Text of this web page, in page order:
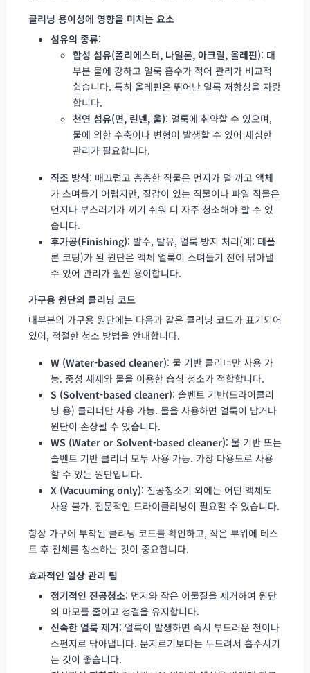
클리닝 용이성에 영향을 미치는 요소
섬유의 종류:
합성 섬유(폴리에스터, 나일론, 아크릴, 올레핀): 대
부분 물에 강하고 얼룩 흡수가 적어 관리가 비교적
쉽습니다. 특히 올레핀은 뛰어난 얼룩 저항성을 자랑
합니다.
천연 섬유(면, 린넨, 울): 얼룩에 취약할 수 있으며,
물에 의한 수축이나 변형이 발생할 수 있어 세심한
관리가 필요합니다.
직조 방식: 매끄럽고 촘촘한 직물은 먼지가 덜 끼고 액체
가 스며들기 어렵지만, 질감이 있는 직물이나 파일 직물은
먼지나 부스러기가 끼기 쉬워 더 자주 청소해야 할 수 있
습니다.
후가공(Finishing): 발수, 발유, 얼룩 방지 처리(예: 테플
론 코팅)가 된 원단은 액체 얼룩이 스며들기 전에 닦아낼
수 있어 관리가 훨씬 용이합니다.
가구용 원단의 클리닝 코드
대부분의 가구용 원단에는 다음과 같은 클리닝 코드가 표기되어
있어, 적절한 청소 방법을 안내합니다.
W (Water-based cleaner): 물 기반 클리너만 사용 가
능. 중성 세제와 물을 이용한 습식 청소가 적합합니다.
S (Solvent-based cleaner): 솔벤트 기반(드라이클리
닝 용) 클리너만 사용 가능. 물을 사용하면 얼룩이 남거나
원단이 손상될 수 있습니다.
WS (Water or Solvent-based cleaner): 물 기반 또는
솔벤트 기반 클리너 모두 사용 가능. 가장 다용도로 사용
할 수 있는 원단입니다.
X (Vacuuming only): 진공청소기 외에는 어떤 액체도
사용 불가. 전문적인 드라이클리닝이 필요할 수 있습니다.
항상 가구에 부착된 클리닝 코드를 확인하고, 작은 부위에 테스
트 후 전체를 청소하는 것이 중요합니다.
효과적인 일상 관리 팁
정기적인 진공청소: 먼지와 작은 이물질을 제거하여 원단
의 마모를 줄이고 청결을 유지합니다.
신속한 얼룩 제거: 얼룩이 발생하면 즉시 부드러운 천이나
스펀지로 닦아냅니다. 문지르기보다는 두드려서 흡수시키
는 것이 좋습니다.